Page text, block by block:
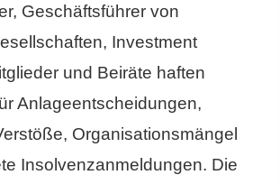
Geschäftsführer von
Investment
und Beiräte haften
Anlageentscheidungen,
Organisationsmängel
Insolvenzanmeldungen. Die